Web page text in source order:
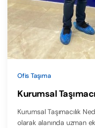
Ofis Taşıma
Kurumsal
Kurumsal Taşımacılık
olarak alanında uzman